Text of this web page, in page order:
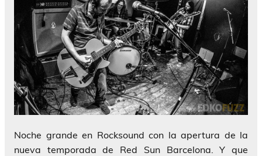
Noche grande en Rocksound con la apertura de la
nueva temporada de Red Sun Barcelona. Y que